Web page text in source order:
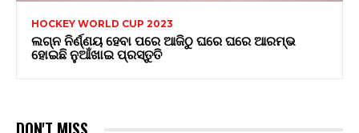
HOCKEY WORLD CUP 2023
ଲଗ୍ନ ନିର୍ଣ୍ଣୟ ହେବା ପରେ ଆଜିଠୁ ଘରେ ଘରେ ଆରମ୍ଭ
ହୋଇଛି ନୁଆଁଖାଇ ପ୍ରସ୍ତୁତି